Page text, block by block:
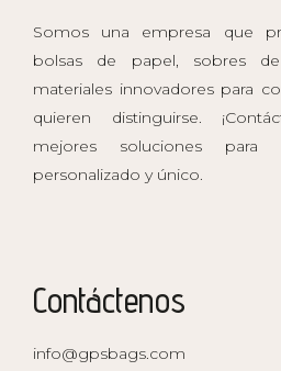
Somos una empresa que
bolsas de papel, sobres
materiales innovadores para
quieren distinguirse.
mejores soluciones
personalizado y único.
Contáctenos
info@gpsbags.com